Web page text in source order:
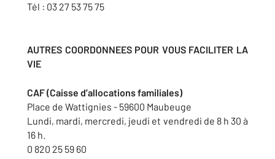
Tél : 03 27 53 75 75
AUTRES COORDONNEES POUR VOUS FACILITER LA
VIE
CAF (Caisse d’allocations familiales)
Place de Wattignies - 59600 Maubeuge
Lundi, mardi, mercredi, jeudi et vendredi de 8 h 30 à
16 h.
0 820 25 59 60